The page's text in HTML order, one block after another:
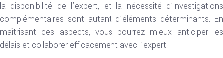
la disponibilité de l’expert, et la nécessité d’investigations
complémentaires sont autant d’éléments déterminants. En
maîtrisant ces aspects, vous pourrez mieux anticiper les
délais et collaborer efficacement avec l’expert.